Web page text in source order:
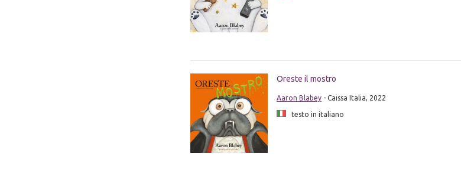
Oreste il mostro
Aaron Blabey- Caissa Italia, 2022
testo in italiano